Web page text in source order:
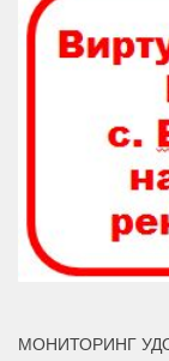
МОНИТОРИНГ